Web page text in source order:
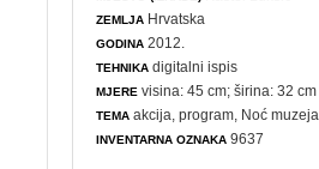
ZEMLJA Hrvatska
GODINA 2012.
TEHNIKA digitalni ispis
MJERE visina: 45 cm; širina: 32 cm
TEMA akcija ,program Noć muzeja
INVENTARNA OZNAKA 9637